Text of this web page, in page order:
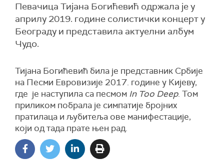
Певачица Тијана Богићевић одржала је у
априлу 2019. године солистички концерт у
Београду и представила актуелни албум
Чудо.
Тијана Богићевић била је представник Србије
на Песми Евровизије 2017. године у Кијеву,
где је наступила са песмом In Too Deep. Том
приликом побрала је симпатије бројних
пратилаца и љубитеља ове манифестације,
који од тада прате њен рад.